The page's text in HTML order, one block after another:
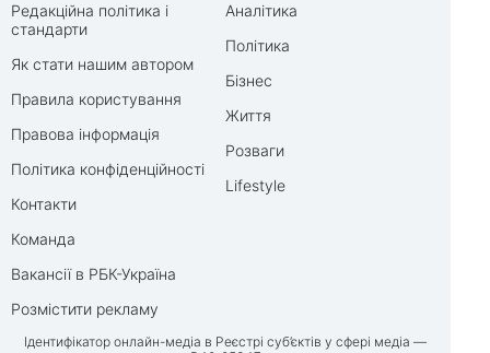
Редакційна політика і
стандарти
Як стати нашим автором
Правила користування
Правова інформація
Політика конфіденційності
Контакти
Команда
Вакансії в РБК-Україна
Розмістити рекламу
Аналітика
Політика
Бізнес
Життя
Розваги
Lifestyle
Ідентифікатор онлайн-медіа в Реєстрі суб’єктів у сфері медіа —